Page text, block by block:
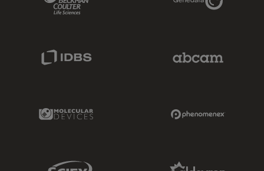
Molecular Devices Link
Sciex Link